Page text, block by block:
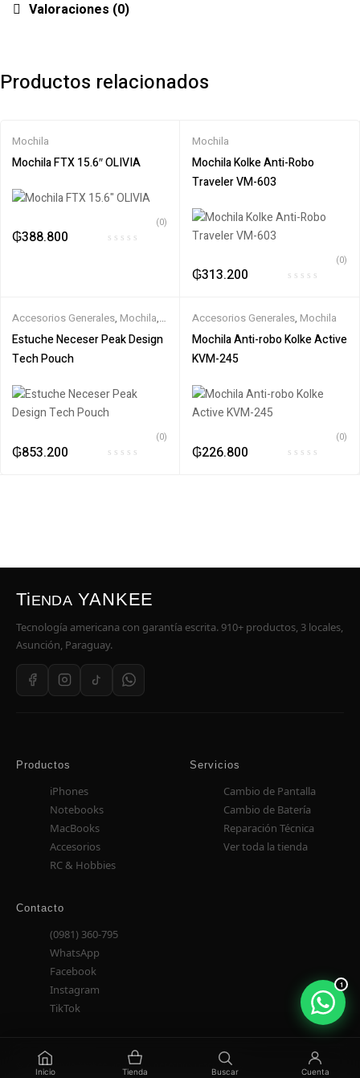
Inicio Tienda Buscar Cuenta
Valoraciones (0)
Productos relacionados
Mochila
Mochila FTX 15.6″ OLIVIA
₲388.800
(0)
Mochila
Mochila Kolke Anti-Robo
Traveler VM-603
₲313.200
(0)
Accesorios Generales, Mochila,
OTROS
Estuche Neceser Peak Design
Tech Pouch
₲853.200
(0)
Accesorios Generales, Mochila
Mochila Anti-robo Kolke Active
KVM-245
₲226.800
(0)
1
TiENDA YANKEE
Tecnología americana con garantía escrita. 910+ productos, 3 locales,
Asunción, Paraguay.
Productos
iPhones
Notebooks
MacBooks
Accesorios
RC & Hobbies
Servicios
Cambio de Pantalla
Cambio de Batería
Reparación Técnica
Ver toda la tienda
Contacto
(0981) 360-795
WhatsApp
Facebook
Instagram
TikTok
© 2025 Tienda Yankee. Todos los derechos reservados.